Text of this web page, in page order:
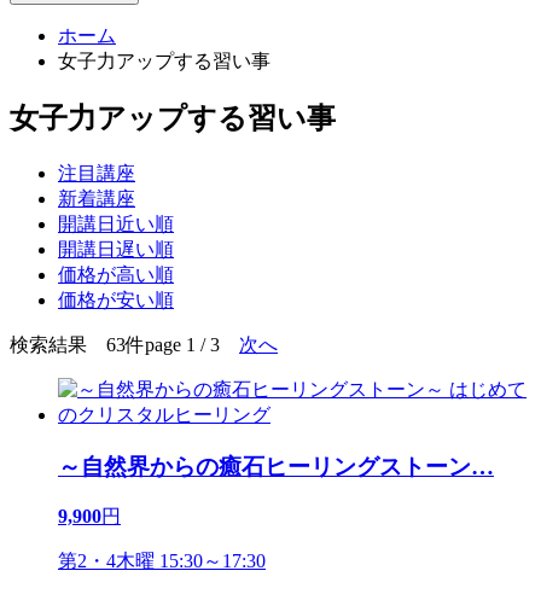
ホーム
女子力アップする習い事
女子力アップする習い事
注目講座
新着講座
開講日近い順
開講日遅い順
価格が高い順
価格が安い順
検索結果 63件page 1 / 3 次へ
～自然界からの癒石ヒーリングストーン…
9,900円
第2・4木曜 15:30～17:30